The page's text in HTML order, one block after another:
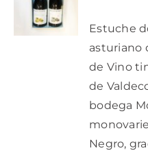
CARRITO
/
DETALLES
Estuche
asturiano
de Vino
de
bodega
Negro,